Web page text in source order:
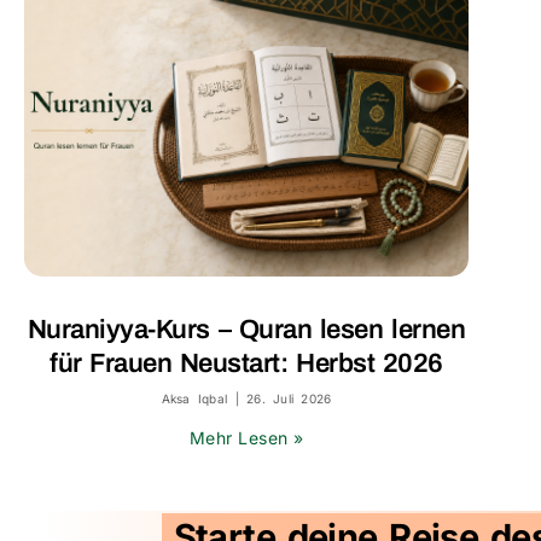
Nuraniyya-Kurs – Quran lesen lernen
für Frauen Neustart: Herbst 2026
Aksa Iqbal 26. Juli 2026
Mehr Lesen »